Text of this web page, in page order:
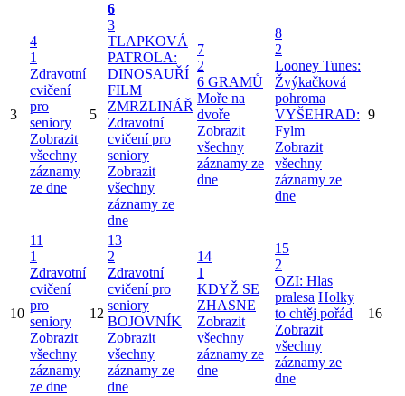
3
4
1
Zdravotní
cvičení
pro
seniory
Zobrazit
všechny
záznamy
ze dne
5
6
3
TLAPKOVÁ
PATROLA:
DINOSAUŘÍ
FILM
ZMRZLINÁŘ
Zdravotní
cvičení pro
seniory
Zobrazit
všechny
záznamy ze
dne
7
2
6 GRAMŮ
Moře na
dvoře
Zobrazit
všechny
záznamy ze
dne
8
2
Looney Tunes:
Žvýkačková
pohroma
VYŠEHRAD:
Fylm
Zobrazit
všechny
záznamy ze
dne
9
10
11
1
Zdravotní
cvičení
pro
seniory
Zobrazit
všechny
záznamy
ze dne
12
13
2
Zdravotní
cvičení pro
seniory
BOJOVNÍK
Zobrazit
všechny
záznamy ze
dne
14
1
KDYŽ SE
ZHASNE
Zobrazit
všechny
záznamy ze
dne
15
2
OZI: Hlas
pralesa Holky
to chtěj pořád
Zobrazit
všechny
záznamy ze
dne
16